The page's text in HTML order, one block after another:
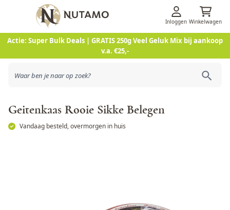
Actie: Super Bulk Deals | GRATIS 250g Veel Geluk Mix bij aankoop
v.a. €25,-
Ga naar de inhoud
Inloggen Winkelwagen
Geitenkaas Rooie Sikke Belegen
Vandaag besteld, overmorgen in huis